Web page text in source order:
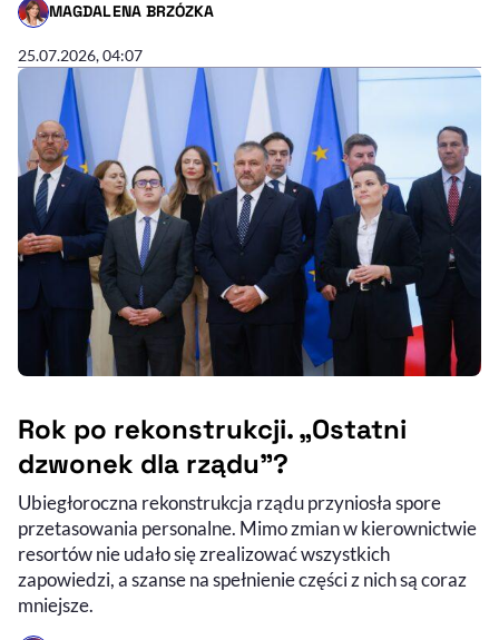
MAGDALENA BRZÓZKA
- AUTOR ARTYKUŁU - PROFIL
25.07.2026, 04:07
Rok po rekonstrukcji. „Ostatni
dzwonek dla rządu”?
Ubiegłoroczna rekonstrukcja rządu przyniosła spore
przetasowania personalne. Mimo zmian w kierownictwie
resortów nie udało się zrealizować wszystkich
zapowiedzi, a szanse na spełnienie części z nich są coraz
mniejsze.